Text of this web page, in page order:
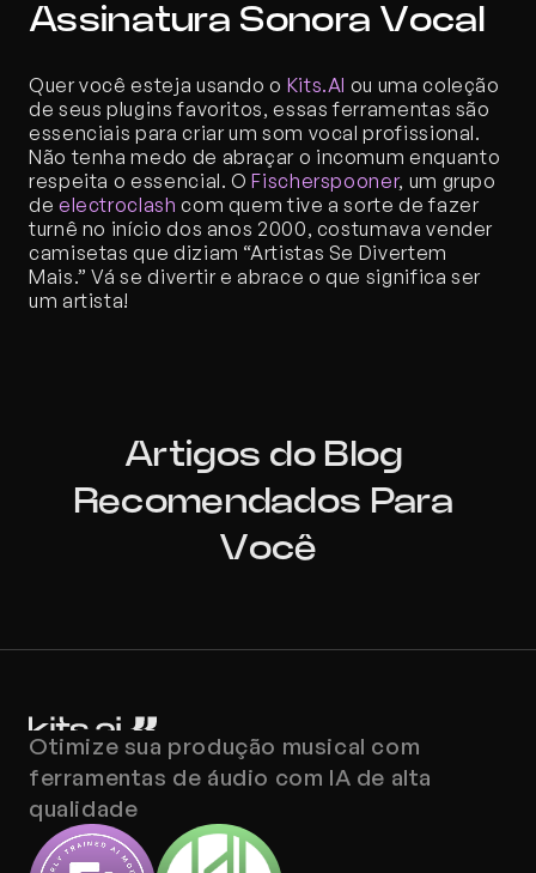
Assinatura Sonora Vocal
Quer você esteja usando o Kits.AI ou uma coleção
de seus plugins favoritos, essas ferramentas são
essenciais para criar um som vocal profissional.
Não tenha medo de abraçar o incomum enquanto
respeita o essencial. O Fischerspooner, um grupo
de electroclash com quem tive a sorte de fazer
turnê no início dos anos 2000, costumava vender
camisetas que diziam “Artistas Se Divertem
Mais.” Vá se divertir e abrace o que significa ser
um artista!
Artigos do Blog
Recomendados Para
Você
Otimize sua produção musical com
ferramentas de áudio com IA de alta
qualidade